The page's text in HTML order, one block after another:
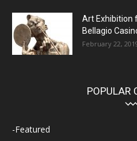
Art Exhibition
Bellagio
February 22,
POPULAR
-Featured